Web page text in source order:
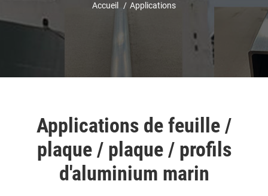
Accueil Applications
Applications de feuille /
plaque / plaque / profils
d'aluminium marin